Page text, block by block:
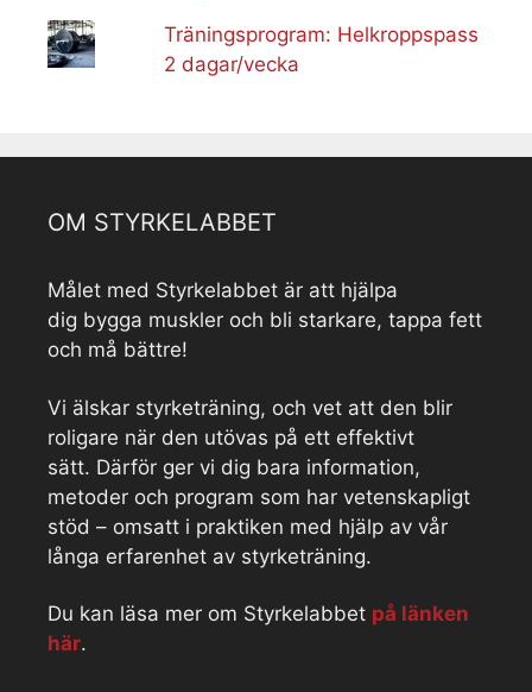
Träningsprogram: Helkroppspass
2 dagar/vecka
OM STYRKELABBET
Målet med Styrkelabbet är att hjälpa
dig bygga muskler och bli starkare, tappa fett
och må bättre!
Vi älskar styrketräning, och vet att den blir
roligare när den utövas på ett effektivt
sätt. Därför ger vi dig bara information,
metoder och program som har vetenskapligt
stöd – omsatt i praktiken med hjälp av vår
långa erfarenhet av styrketräning.
Du kan läsa mer om Styrkelabbet på länken
här.